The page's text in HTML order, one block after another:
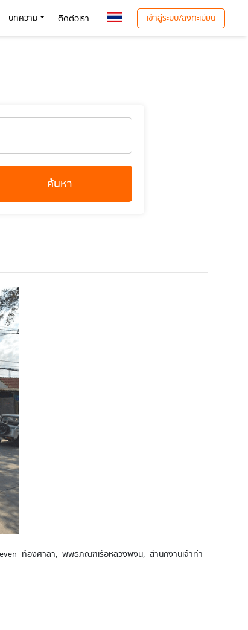
บทความ ติดต่อเรา เข้าสู่ระบบ/ลงทะเบียน
ค้นหา
ท้องศาลา, พิพิธภัณฑ์เรือหลวงพงัน, สำนักงานเจ้าท่า